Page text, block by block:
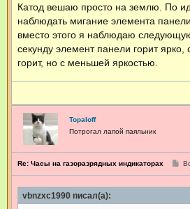
_
w
n
n
e
r
Катод вешаю просто на землю. По
наблюдать мигание элемента
вместо этого я наблюдаю
секунду элемент панели горит
горит, но с меньшей яркостью.
Topaloff
Потрогал лапой паяльник
Re: Часы на газоразрядных индикаторах
С
б
е
vbnzxc1990 писал(а):